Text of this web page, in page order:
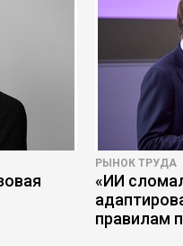
РЫНОК ТРУДА
«ИИ
правилам